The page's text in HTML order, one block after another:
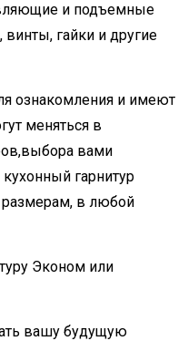
и подъемные
гайки и другие
ознакомления и имеют
меняться в
вами
гарнитур
в любой
Эконом или
вашу будущую